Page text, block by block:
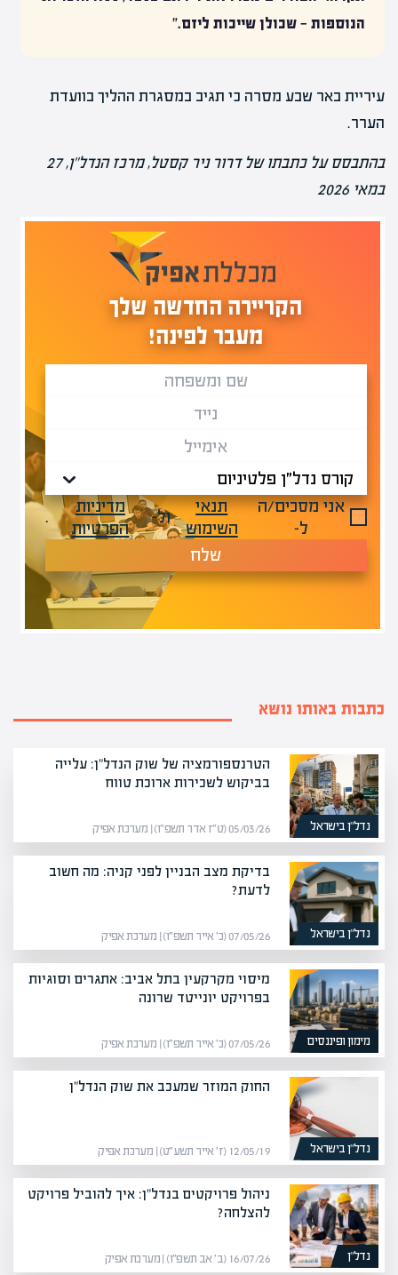
הנוספות — שכולן שייכות ליזם."
עיריית באר שבע מסרה כי תגיב במסגרת ההליך בוועדת
הערר.
בהתבסס על כתבתו של דרור ניר קסטל, מרכז הנדל"ן, 27
במאי 2026
הקריירה החדשה שלך
מעבר לפינה!
אני מסכים/ה
ל-
תנאי
השימוש
ול-
מדיניות
הפרטיות
.
שלח
כתבות באותו נושא
נדל”ן בישראל
הטרנספורמציה של שוק הנדל"ן: עלייה
בביקוש לשכירות ארוכת טווח
05/03/26 (ט״ז אדר תשפ״ו) | מערכת אפיק
נדל”ן בישראל
בדיקת מצב הבניין לפני קניה: מה חשוב
לדעת?
07/05/26 (כ׳ אייר תשפ״ו) | מערכת אפיק
מימון ופיננסים
מיסוי מקרקעין בתל אביב: אתגרים וסוגיות
בפרויקט יונייטד שרונה
07/05/26 (כ׳ אייר תשפ״ו) | מערכת אפיק
נדל”ן בישראל
החוק המוזר שמעכב את שוק הנדל"ן
12/05/19 (ז׳ אייר תשע״ט) | מערכת אפיק
נדל”ן
ניהול פרויקטים בנדל"ן: איך להוביל פרויקט
להצלחה?
16/07/26 (ב׳ אב תשפ״ו) | מערכת אפיק